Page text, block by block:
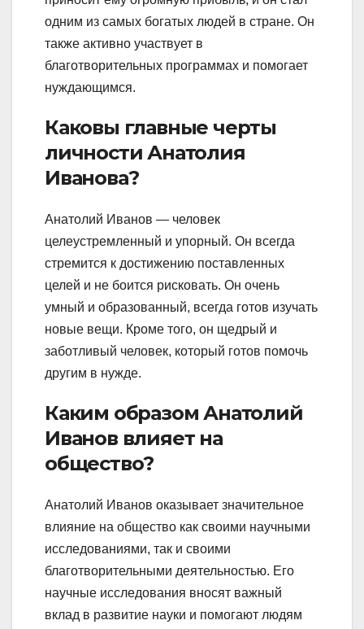
одним из самых богатых людей в стране. Он
также активно участвует в
благотворительных программах и помогает
нуждающимся.
Каковы главные черты
личности Анатолия
Иванова?
Анатолий Иванов — человек
целеустремленный и упорный. Он всегда
стремится к достижению поставленных
целей и не боится рисковать. Он очень
умный и образованный, всегда готов изучать
новые вещи. Кроме того, он щедрый и
заботливый человек, который готов помочь
другим в нужде.
Каким образом Анатолий
Иванов влияет на
общество?
Анатолий Иванов оказывает значительное
влияние на общество как своими научными
исследованиями, так и своими
благотворительными деятельностью. Его
научные исследования вносят важный
вклад в развитие науки и помогают людям